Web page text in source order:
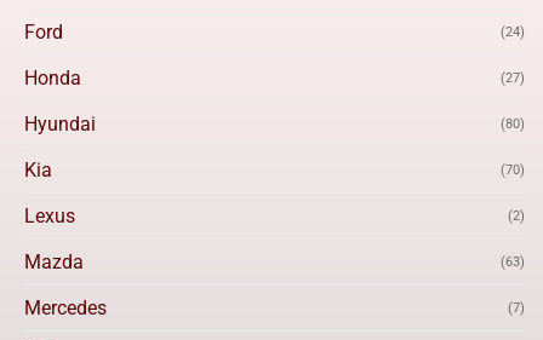
Ford (24)
Honda (27)
Hyundai (80)
Kia (70)
Lexus (2)
Mazda (63)
Mercedes (7)